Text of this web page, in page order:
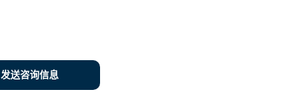
发送咨询信息